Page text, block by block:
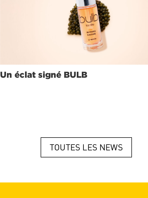
Un éclat signé BULB
TOUTES LES NEWS